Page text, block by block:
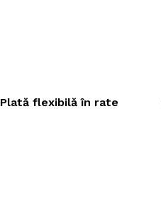
Plată flexibilă în rate